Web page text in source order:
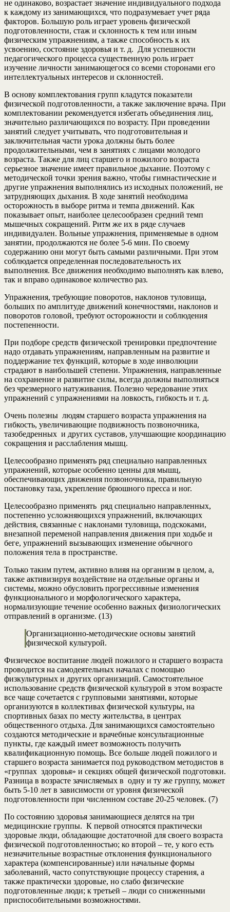
не одинаково, возрастает значение индивидуального подхода
к каждому из занимающихся, что подразумевает учет ряда
факторов. Большую роль играет уровень физической
подготовленности, стаж и склонность к тем или иным
физическим упражнениям, а также способность к их
усвоению, состояние здоровья и т. д. Для успешности
педагогического процесса существенную роль играет
изучение личности занимающегося со всеми сторонами его
интеллектуальных интересов и склонностей.
В основу комплектования групп кладутся показатели
физической подготовленности, а также заключение врача. При
комплектовании рекомендуется избегать объединения лиц,
значительно различающихся по возрасту. При проведении
занятий следует учитывать, что подготовительная и
заключительная части урока должны быть более
продолжительными, чем в занятиях с лицами молодого
возраста. Также для лиц старшего и пожилого возраста
серьезное значение имеет правильное дыхание. Поэтому с
методической точки зрения важно, чтобы гимнастические и
другие упражнения выполнялись из исходных положений, не
затрудняющих дыхания. В ходе занятий необходима
осторожность в выборе ритма и темпа движений. Как
показывает опыт, наиболее целесообразен средний темп
мышечных сокращений. Ритм же их в ряде случаев
индивидуален. Вольные упражнения, применяемые в одном
занятии, продолжаются не более 5-6 мин. По своему
содержанию они могут быть самыми различными. При этом
соблюдается определенная последовательность их
выполнения. Все движения необходимо выполнять как влево,
так и вправо одинаковое количество раз.
Упражнения, требующие поворотов, наклонов туловища,
больших по амплитуде движений конечностями, наклонов и
поворотов головой, требуют осторожности и соблюдения
постепенности.
При подборе средств физической тренировки предпочтение
надо отдавать упражнениям, направленным на развитие и
поддержание тех функций, которые в ходе инволюции
страдают в наибольшей степени. Упражнения, направленные
на сохранение и развитие силы, всегда должны выполняться
без чрезмерного натуживания. Полезно чередование этих
упражнений с упражнениями на ловкость, гибкость и т. д.
Очень полезны людям старшего возраста упражнения на
гибкость, увеличивающие подвижность позвоночника,
тазобедренных и других суставов, улучшающие координацию
сокращения и расслабления мышц.
Целесообразно применять ряд специально направленных
упражнений, которые особенно ценны для мышц,
обеспечивающих движения позвоночника, правильную
постановку таза, укрепление брюшного пресса и ног.
Целесообразно применять ряд специально направленных,
постепенно усложняющихся упражнений, включающих
действия, связанные с наклонами туловища, подскоками,
внезапной переменой направления движения при ходьбе и
беге, упражнений вызывающих изменение обычного
положения тела в пространстве.
Только таким путем, активно влияя на организм в целом, а,
также активизируя воздействие на отдельные органы и
системы, можно обусловить прогрессивные изменения
функционального и морфологического характера,
нормализующие течение особенно важных физиологических
отправлений в организме. (13)
Организационно-методические основы занятий
физической культурой.
Физическое воспитание людей пожилого и старшего возраста
проводится на самодеятельных началах с помощью
физкультурных и других организаций. Самостоятельное
использование средств физической культурой в этом возрасте
все чаще сочетается с групповыми занятиями, которые
организуются в коллективах физической культуры, на
спортивных базах по месту жительства, в центрах
общественного отдыха. Для занимающихся самостоятельно
создаются методические и врачебные консультационные
пункты, где каждый имеет возможность получить
квалификационную помощь. Все больше людей пожилого и
старшего возраста занимается под руководством методистов в
«группах здоровья» и секциях общей физической подготовки.
Разница в возрасте зачисляемых в одну и ту же группу, может
быть 5-10 лет в зависимости от уровня физической
подготовленности при численном составе 20-25 человек. (7)
По состоянию здоровья занимающиеся делятся на три
медицинские группы. К первой относятся практически
здоровые люди, обладающие достаточной для своего возраста
физической подготовленностью; ко второй – те, у кого есть
незначительные возрастные отклонения функционального
характера (компенсированные) или начальные формы
заболеваний, часто сопутствующие процессу старения, а
также практически здоровые, но слабо физические
подготовленные люди; к третьей – люди со сниженными
приспособительными возможностями.